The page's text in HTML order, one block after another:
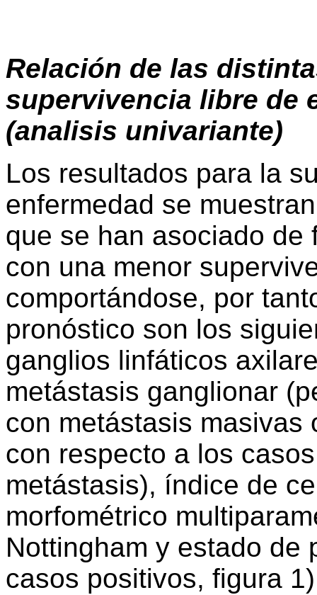
Relación de las
supervivencia libre de
(analisis univariante)
Los resultados para la
enfermedad se
que se han asociado de
con una menor
comportándose, por
pronóstico son los
ganglios linfáticos
metástasis ganglionar
con metástasis masivas
con respecto a los
metástasis), índice de
morfométrico
Nottingham y estado de
casos positivos, figura